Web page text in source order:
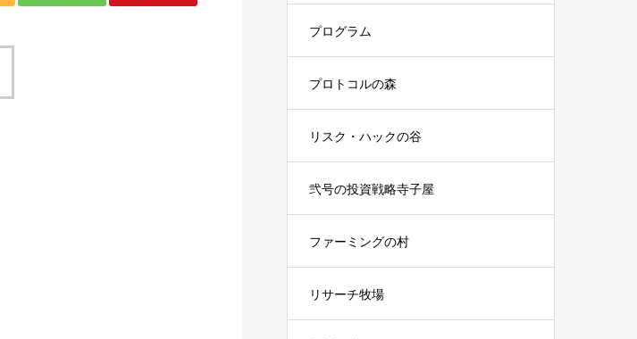
プログラム
プロトコルの森
リスク・ハックの谷
弐号の投資戦略寺子屋
ファーミングの村
リサーチ牧場